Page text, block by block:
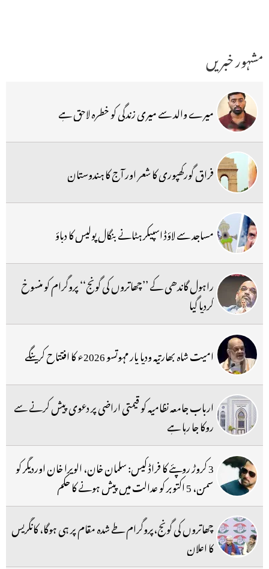
مشہور خبریں
میرے والد سے میری زندگی کو خطرہ لاحق ہے
فراق گورکھپوری کا شعر اور آج کا ہندوستان
مساجد سے لاؤڈ اسپیکر ہٹانے بنگال پولیس کا دباؤ
راہول گاندھی کے ’’چھاتروں کی گونج‘‘ پروگرام کو منسوخ
کردیا گیا
امیت شاہ بھارتیہ ودیا پار مہوتسو 2026ء کا افتتاح کرینگے
ارباب جامعہ نظامیہ کو قیمتی اراضی پر دعوی پیش کرنے سے
روکا جا رہا ہے
3 کروڑ روپئے کا فراڈ کیس: سلمان خان، الویرا خان اوردیگر کو
سمن، 5 اکتوبر کو عدالت میں پیش ہونے کا حکم
چھاتروں کی گونج،پروگرام طے شدہ مقام پر ہی ہوگا، کانگریس
کا اعلان